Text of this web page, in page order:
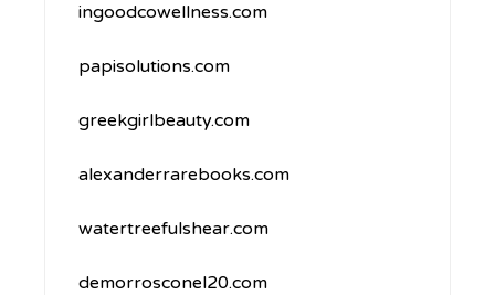
ingoodcowellness.com
papisolutions.com
greekgirlbeauty.com
alexanderrarebooks.com
watertreefulshear.com
demorrosconel20.com